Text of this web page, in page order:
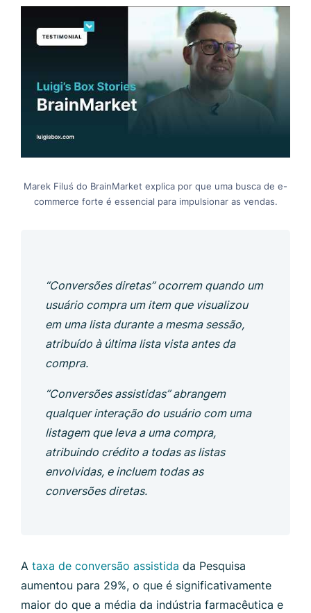
Marek Filuś do BrainMarket explica por que uma busca de e-
commerce forte é essencial para impulsionar as vendas.
“Conversões diretas” ocorrem quando um
usuário compra um item que visualizou
em uma lista durante a mesma sessão,
atribuído à última lista vista antes da
compra.
“Conversões assistidas” abrangem
qualquer interação do usuário com uma
listagem que leva a uma compra,
atribuindo crédito a todas as listas
envolvidas, e incluem todas as
conversões diretas.
A taxa de conversão assistida da Pesquisa
aumentou para 29%, o que é significativamente
maior do que a média da indústria farmacêutica e